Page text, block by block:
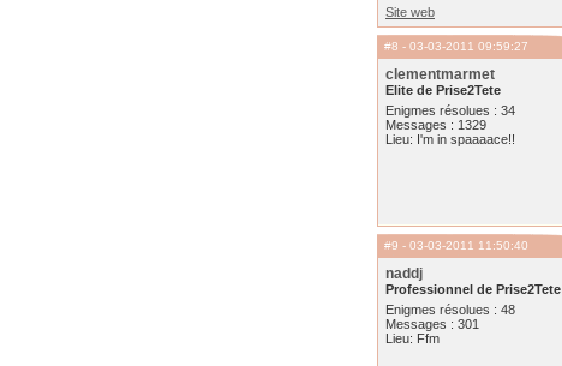
Site web
#8 - 03-03-2011 09:59:27
clementmarmet
Elite de Prise2Tete
Enigmes résolues : 34
Messages : 1329
Lieu: I'm in spaaaace!!
#9 - 03-03-2011 11:50:40
naddj
Professionnel de Prise2Tete
Enigmes résolues : 48
Messages : 301
Lieu: Ffm